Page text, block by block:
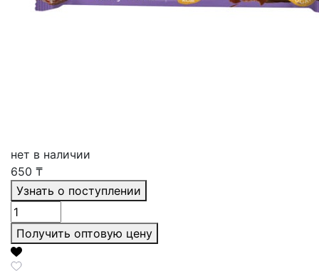
нет в наличии
650 ₸
Узнать о поступлении
Получить оптовую цену